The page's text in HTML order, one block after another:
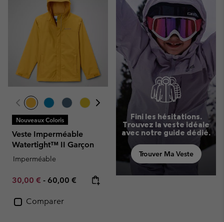
Nouveaux Coloris
Veste Imperméable
Watertight™ II Garçon
Imperméable
Minimum sale price:
30,00 € - Maximum price:
60,00 €
Comparer
Fini les hésitations.
Trouvez la veste idéale
avec notre guide dédié.
Trouver Ma Veste